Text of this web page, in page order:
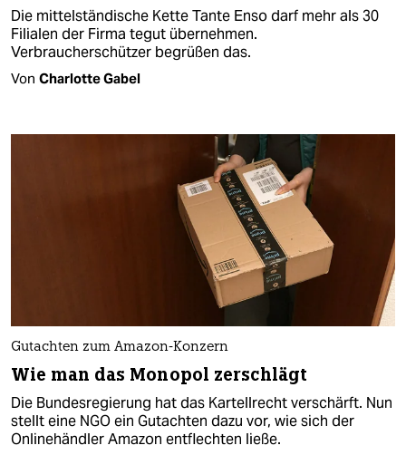
Die mittelständische Kette Tante Enso darf mehr als 30
Filialen der Firma tegut übernehmen.
Verbraucherschützer begrüßen das.
Von Charlotte Gabel
Gutachten zum Amazon-Konzern
Wie man das Monopol zerschlägt
Die Bundesregierung hat das Kartellrecht verschärft. Nun
stellt eine NGO ein Gutachten dazu vor, wie sich der
Onlinehändler Amazon entflechten ließe.